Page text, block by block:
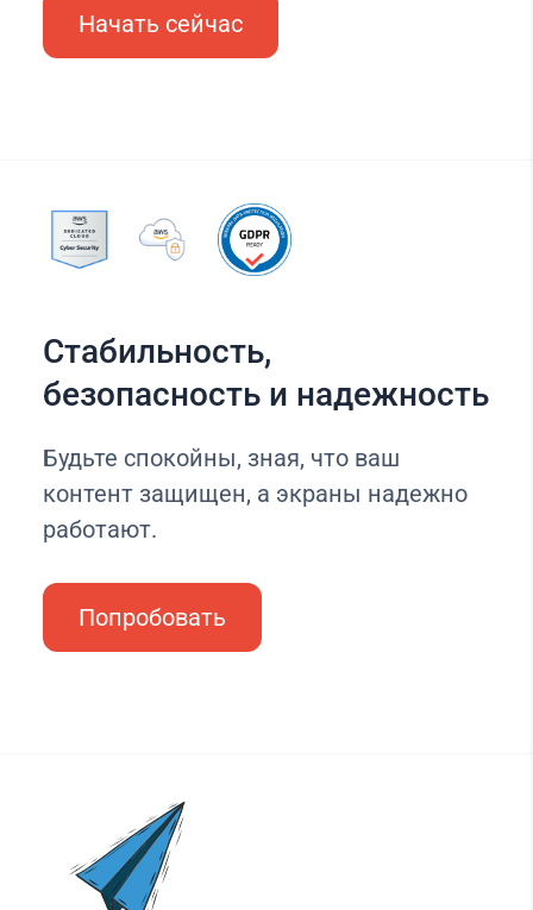
Начать сейчас
Стабильность,
безопасность и надежность
Будьте спокойны, зная, что ваш
контент защищен, а экраны надежно
работают.
Попробовать